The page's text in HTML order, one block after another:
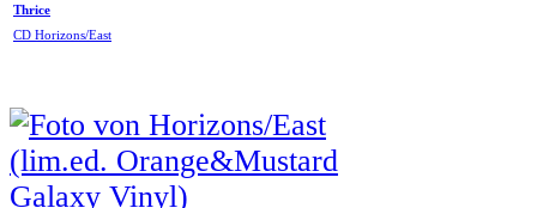
Thrice
CD Horizons/East